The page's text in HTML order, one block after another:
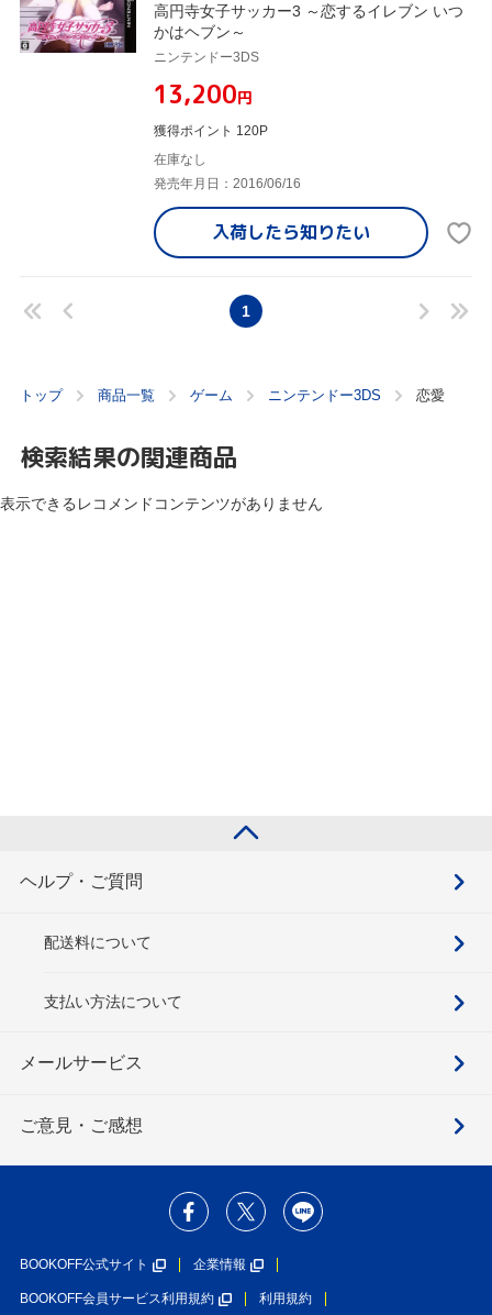
高円寺女子サッカー3 ～恋するイレブン いつ
かはヘブン～
ニンテンドー3DS
¥13,200円
獲得ポイント 120P
在庫なし
発売年月日：2016/06/16
入荷したら知りたい
1
トップ 商品一覧 ゲーム ニンテンドー3DS 恋愛
検索結果の関連商品
表示できるレコメンドコンテンツがありません
ヘルプ・ご質問
配送料について
支払い方法について
メールサービス
ご意見・ご感想
BOOKOFF公式サイト 企業情報
BOOKOFF会員サービス利用規約 利用規約